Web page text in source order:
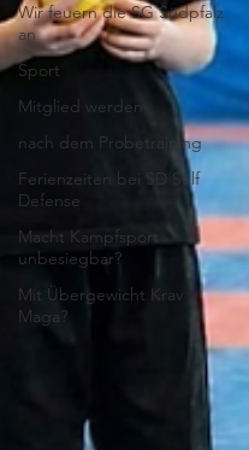
Wir feuern die SG Südpfalz
an
Sport
Mitglied werden
nach dem Probetraining
Ferienzeiten bei SD Self
Defense
Macht Kampfsport
unbesiegbar?
Mit Übergewicht Krav
Maga?